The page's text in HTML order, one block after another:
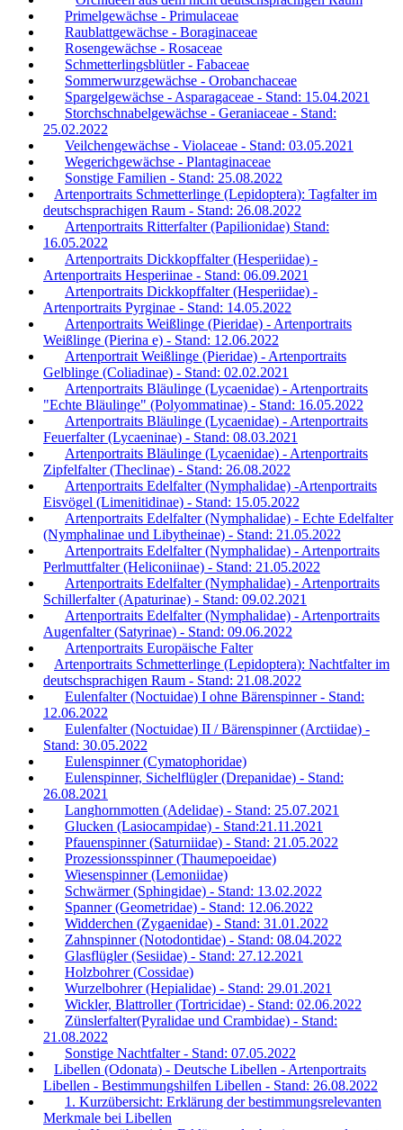
Primelgewächse - Primulaceae
Raublattgewächse - Boraginaceae
Rosengewächse - Rosaceae
Schmetterlingsblütler - Fabaceae
Sommerwurzgewächse - Orobanchaceae
Spargelgewächse - Asparagaceae - Stand: 15.04.2021
Storchschnabelgewächse - Geraniaceae - Stand:
25.02.2022
Veilchengewächse - Violaceae - Stand: 03.05.2021
Wegerichgewächse - Plantaginaceae
Sonstige Familien - Stand: 25.08.2022
Artenportraits Schmetterlinge (Lepidoptera): Tagfalter im
deutschsprachigen Raum - Stand: 26.08.2022
Artenportraits Ritterfalter (Papilionidae) Stand:
16.05.2022
Artenportraits Dickkopffalter (Hesperiidae) -
Artenportraits Hesperiinae - Stand: 06.09.2021
Artenportraits Dickkopffalter (Hesperiidae) -
Artenportraits Pyrginae - Stand: 14.05.2022
Artenportraits Weißlinge (Pieridae) - Artenportraits
Weißlinge (Pierina e) - Stand: 12.06.2022
Artenportrait Weißlinge (Pieridae) - Artenportraits
Gelblinge (Coliadinae) - Stand: 02.02.2021
Artenportraits Bläulinge (Lycaenidae) - Artenportraits
"Echte Bläulinge" (Polyommatinae) - Stand: 16.05.2022
Artenportraits Bläulinge (Lycaenidae) - Artenportraits
Feuerfalter (Lycaeninae) - Stand: 08.03.2021
Artenportraits Bläulinge (Lycaenidae) - Artenportraits
Zipfelfalter (Theclinae) - Stand: 26.08.2022
Artenportraits Edelfalter (Nymphalidae) -Artenportraits
Eisvögel (Limenitidinae) - Stand: 15.05.2022
Artenportraits Edelfalter (Nymphalidae) - Echte Edelfalter
(Nymphalinae und Libytheinae) - Stand: 21.05.2022
Artenportraits Edelfalter (Nymphalidae) - Artenportraits
Perlmuttfalter (Heliconiinae) - Stand: 21.05.2022
Artenportraits Edelfalter (Nymphalidae) - Artenportraits
Schillerfalter (Apaturinae) - Stand: 09.02.2021
Artenportraits Edelfalter (Nymphalidae) - Artenportraits
Augenfalter (Satyrinae) - Stand: 09.06.2022
Artenportraits Europäische Falter
Artenportraits Schmetterlinge (Lepidoptera): Nachtfalter im
deutschsprachigen Raum - Stand: 21.08.2022
Eulenfalter (Noctuidae) I ohne Bärenspinner - Stand:
12.06.2022
Eulenfalter (Noctuidae) II / Bärenspinner (Arctiidae) -
Stand: 30.05.2022
Eulenspinner (Cymatophoridae)
Eulenspinner, Sichelflügler (Drepanidae) - Stand:
26.08.2021
Langhornmotten (Adelidae) - Stand: 25.07.2021
Glucken (Lasiocampidae) - Stand:21.11.2021
Pfauenspinner (Saturniidae) - Stand: 21.05.2022
Prozessionsspinner (Thaumepoeidae)
Wiesenspinner (Lemoniidae)
Schwärmer (Sphingidae) - Stand: 13.02.2022
Spanner (Geometridae) - Stand: 12.06.2022
Widderchen (Zygaenidae) - Stand: 31.01.2022
Zahnspinner (Notodontidae) - Stand: 08.04.2022
Glasflügler (Sesiidae) - Stand: 27.12.2021
Holzbohrer (Cossidae)
Wurzelbohrer (Hepialidae) - Stand: 29.01.2021
Wickler, Blattroller (Tortricidae) - Stand: 02.06.2022
Zünslerfalter(Pyralidae und Crambidae) - Stand:
21.08.2022
Sonstige Nachtfalter - Stand: 07.05.2022
Libellen (Odonata) - Deutsche Libellen - Artenportraits
Libellen - Bestimmungshilfen Libellen - Stand: 26.08.2022
1. Kurzübersicht: Erklärung der bestimmungsrelevanten
Merkmale bei Libellen